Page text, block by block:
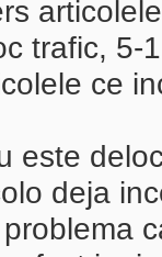
trafic, 5-
ce
este
deja